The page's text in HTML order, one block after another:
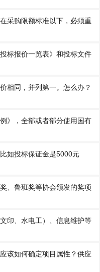
采购限额标准以下，必须重
标报价一览表》和投标文件
相同，并列第一。怎么办？
》，全部或者部分使用国有
如投标保证金是5000元
、鲁班奖等协会颁发的奖项
印、水电工）、信息维护等
该如何确定项目属性？供应